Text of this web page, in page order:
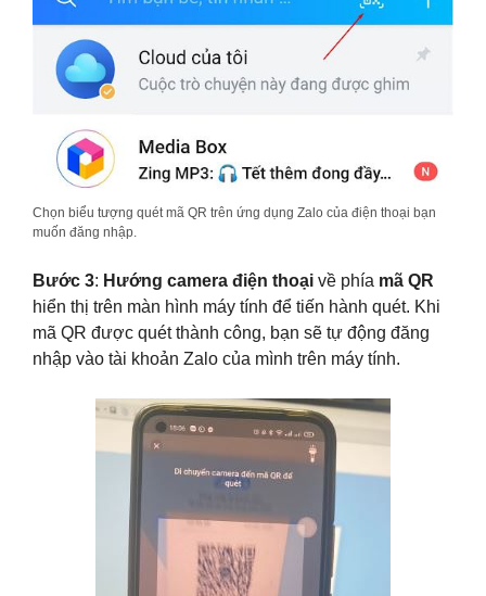
Chọn biểu tượng quét mã QR trên ứng dụng Zalo của điện thoại bạn
muốn đăng nhập.
Bước 3: Hướng camera điện thoại về phía mã QR
hiển thị trên màn hình máy tính để tiến hành quét. Khi
mã QR được quét thành công, bạn sẽ tự động đăng
nhập vào tài khoản Zalo của mình trên máy tính.